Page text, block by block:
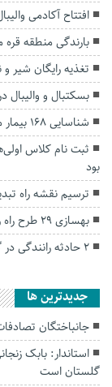
افتتاح آکادمی
بارندگی منطقه
تغذیه رایگان شیر و نان برای ۳ تا ۵ میلیون
بسکتبال و
شناسایی ۱۶۸ بیمار مبتلا به اچ آی وی در گلستان
ثبت نام کلاس
بود
ترسیم نقشه راه
بهسازی ۲۹ طرح راه روستایی گلستان
۲ حادثه رانندگی در گنبدکاووس یک کشته و ۱۰ زخمی برجا گذاشت
جديدترين ها
جانباختگان تصادفات
گلستان است